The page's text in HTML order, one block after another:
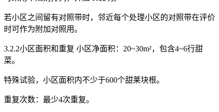
若小区之间留有对照带时，邻近每个处理小区的对照带在评价
时可作为附加对照用。
3.2.2小区面积和重复 小区净面积：20~30m²，包含4~6行甜
菜。
特殊试验，小区面积内不少于600个甜莱块根。
重复次数：最少4次重复。